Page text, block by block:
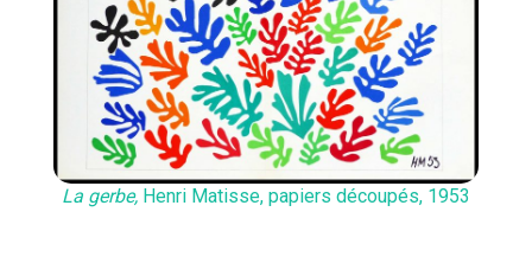
La gerbe,Henri Matisse, papiers découpés, 1953